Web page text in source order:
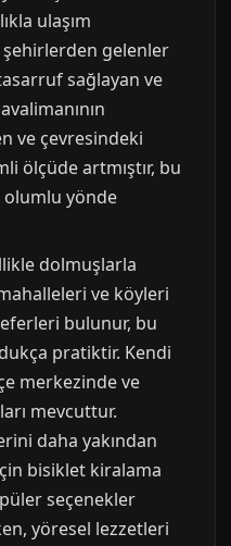
ulaşım
gelenler
sağlayan ve
ve çevresindeki
ölçüde artmıştır, bu
olumlu yönde
dolmuşlarla
ve köyleri
bulunur, bu
pratiktir. Kendi
merkezinde ve
mevcuttur.
daha yakından
bisiklet kiralama
seçenekler
yöresel lezzetleri